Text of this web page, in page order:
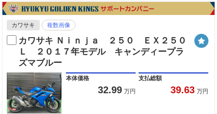
カワサキ 複数画像
カワサキ Ｎｉｎｊａ ２５０ ＥＸ２５０
Ｌ ２０１７年モデル キャンディープラ
ズマブルー
本体価格
32.99 万円
支払総額
39.63 万円